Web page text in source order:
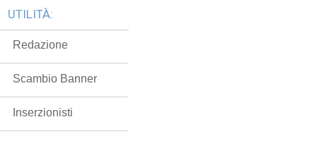
UTILITÀ:
Redazione
Scambio Banner
Inserzionisti